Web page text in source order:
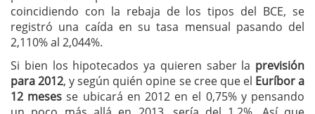
coincidiendo con la rebaja de los tipos del BCE, se
registró una caída en su tasa mensual pasando del
2,110% al 2,044%.
Si bien los hipotecados ya quieren saber la previsión
para 2012, y según quién opine se cree que el Euríbor a
12 mesesse ubicará en 2012 en el 0,75% y pensando